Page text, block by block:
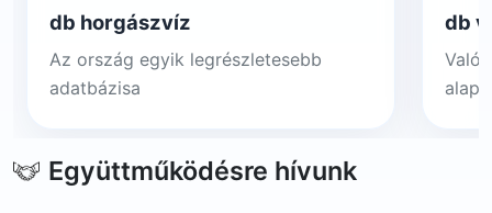
db horgászvíz
Az ország egyik legrészletesebb
adatbázisa
db
Együttműködésre hívunk